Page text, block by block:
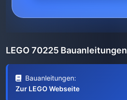
LEGO 70225 Bauanleitungen
Bauanleitungen:
Zur LEGO Webseite